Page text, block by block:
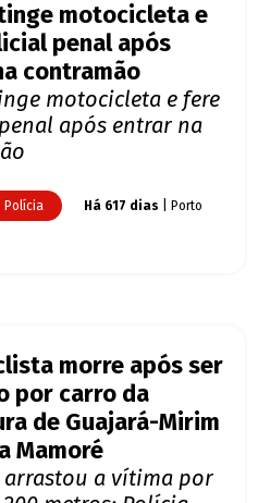
motocicleta e
penal após
contramão
motocicleta e fere
após entrar na
Polícia Há 617 dias | Porto
morre após ser
por carro da
de Guajará-Mirim
Mamoré
arrastou a vítima por